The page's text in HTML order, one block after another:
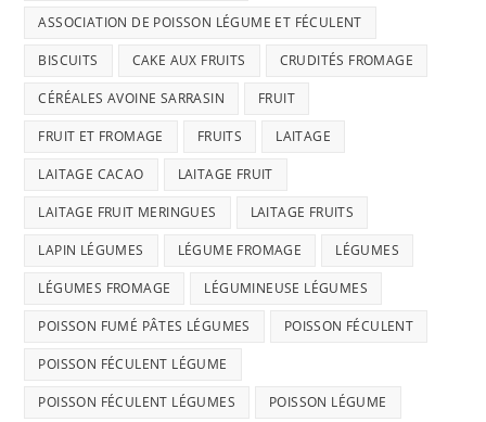
ASSOCIATION DE POISSON LÉGUME ET FÉCULENT
BISCUITS CAKE AUX FRUITS CRUDITÉS FROMAGE
CÉRÉALES AVOINE SARRASIN FRUIT
FRUIT ET FROMAGE FRUITS LAITAGE
LAITAGE CACAO LAITAGE FRUIT
LAITAGE FRUIT MERINGUES LAITAGE FRUITS
LAPIN LÉGUMES LÉGUME FROMAGE LÉGUMES
LÉGUMES FROMAGE LÉGUMINEUSE LÉGUMES
POISSON FUMÉ PÂTES LÉGUMES POISSON FÉCULENT
POISSON FÉCULENT LÉGUME
POISSON FÉCULENT LÉGUMES POISSON LÉGUME